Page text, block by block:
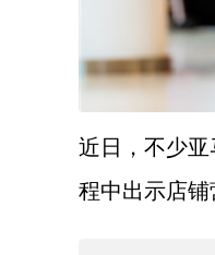
近日，不少
程中出示店铺